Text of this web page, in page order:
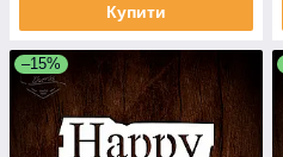
Купити
–15%